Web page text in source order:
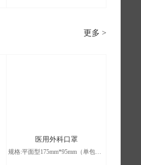
更多 >
医用外科口罩
规格:平面型175mm*95mm（单包装）